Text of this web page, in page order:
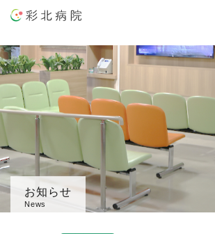
お知らせ
News